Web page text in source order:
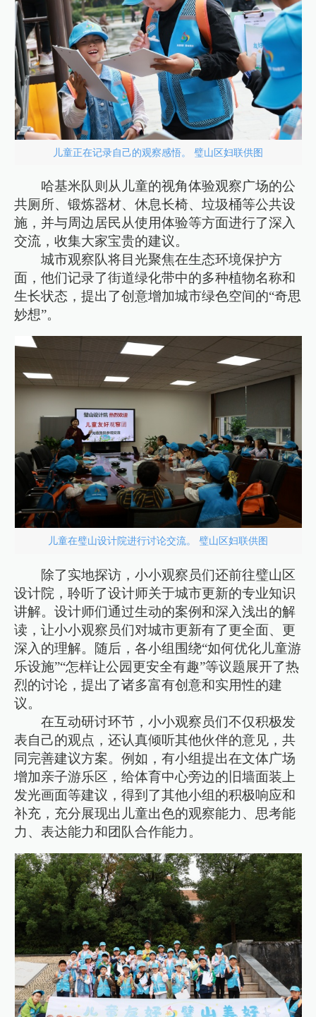
儿童正在记录自己的观察感悟。 璧山区妇联供图
哈基米队则从儿童的视角体验观察广场的公
共厕所、锻炼器材、休息长椅、垃圾桶等公共设
施，并与周边居民从使用体验等方面进行了深入
交流，收集大家宝贵的建议。
城市观察队将目光聚焦在生态环境保护方
面，他们记录了街道绿化带中的多种植物名称和
生长状态，提出了创意增加城市绿色空间的“奇思
妙想”。
儿童在璧山设计院进行讨论交流。 璧山区妇联供图
除了实地探访，小小观察员们还前往璧山区
设计院，聆听了设计师关于城市更新的专业知识
讲解。设计师们通过生动的案例和深入浅出的解
读，让小小观察员们对城市更新有了更全面、更
深入的理解。随后，各小组围绕“如何优化儿童游
乐设施”“怎样让公园更安全有趣”等议题展开了热
烈的讨论，提出了诸多富有创意和实用性的建
议。
在互动研讨环节，小小观察员们不仅积极发
表自己的观点，还认真倾听其他伙伴的意见，共
同完善建议方案。例如，有小组提出在文体广场
增加亲子游乐区，给体育中心旁边的旧墙面装上
发光画面等建议，得到了其他小组的积极响应和
补充，充分展现出儿童出色的观察能力、思考能
力、表达能力和团队合作能力。